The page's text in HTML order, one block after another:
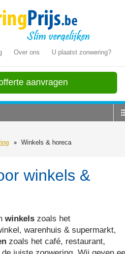
Over ons U plaatst zonwering?
aanvragen
Winkels & horeca
winkels &
winkels zoals het
warenhuis & supermarkt,
zoals het café, restaurant,